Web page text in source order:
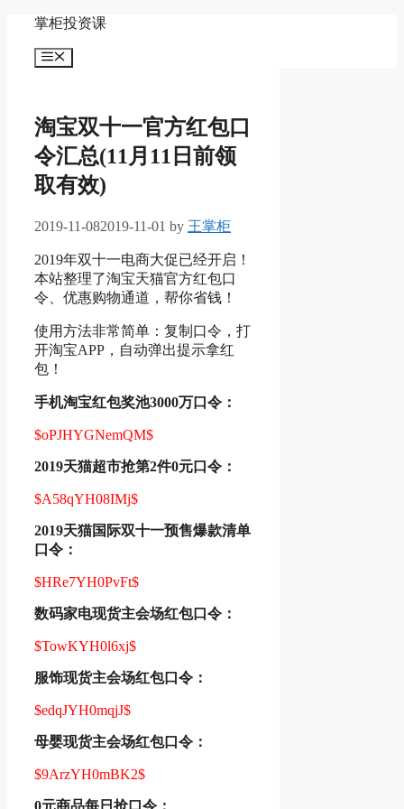
content
掌柜投资课
Menu
淘宝双十一官方红包口
令汇总(11月11日前领
取有效)
2019-11-082019-11-01 by 王掌柜
2019年双十一电商大促已经开启！
本站整理了淘宝天猫官方红包口
令、优惠购物通道，帮你省钱！
使用方法非常简单：复制口令，打
开淘宝APP，自动弹出提示拿红
包！
手机淘宝红包奖池3000万口令：
$oPJHYGNemQM$
2019天猫超市抢第2件0元口令：
$A58qYH08IMj$
2019天猫国际双十一预售爆款清单
口令：
$HRe7YH0PvFt$
数码家电现货主会场红包口令：
$TowKYH0l6xj$
服饰现货主会场红包口令：
$edqJYH0mqjJ$
母婴现货主会场红包口令：
$9ArzYH0mBK2$